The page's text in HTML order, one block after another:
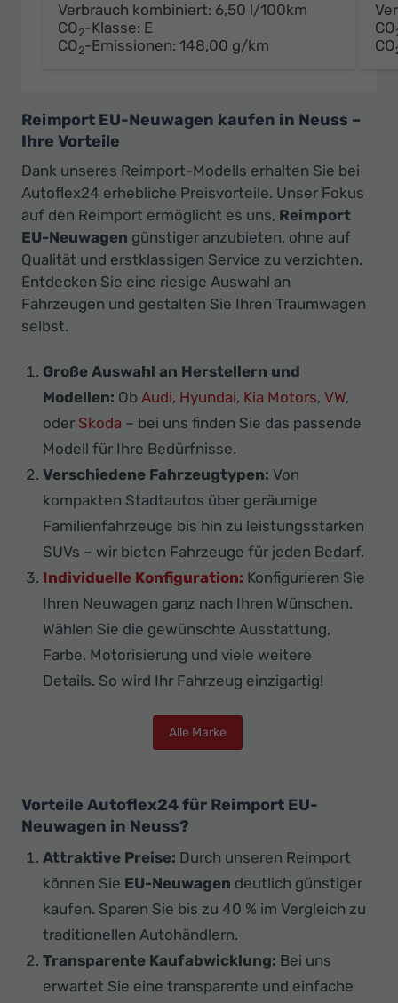
Verbrauch kombiniert: 6,50 l/100km
CO2-Klasse: E
CO2-Emissionen: 148,00 g/km
CO
CO
Reimport EU-Neuwagen kaufen in Neuss –
Ihre Vorteile
Dank unseres Reimport-Modells erhalten Sie bei
Autoflex24 erhebliche Preisvorteile. Unser Fokus
auf den Reimport ermöglicht es uns, Reimport
EU-Neuwagen günstiger anzubieten, ohne auf
Qualität und erstklassigen Service zu verzichten.
Entdecken Sie eine riesige Auswahl an
Fahrzeugen und gestalten Sie Ihren Traumwagen
selbst.
Große Auswahl an Herstellern und
Modellen: Ob Audi, Hyundai, Kia Motors, VW,
oder Skoda – bei uns finden Sie das passende
Modell für Ihre Bedürfnisse.
Verschiedene Fahrzeugtypen: Von
kompakten Stadtautos über geräumige
Familienfahrzeuge bis hin zu leistungsstarken
SUVs – wir bieten Fahrzeuge für jeden Bedarf.
Individuelle Konfiguration: Konfigurieren Sie
Ihren Neuwagen ganz nach Ihren Wünschen.
Wählen Sie die gewünschte Ausstattung,
Farbe, Motorisierung und viele weitere
Details. So wird Ihr Fahrzeug einzigartig!
Alle Marke
Vorteile Autoflex24 für Reimport EU-
Neuwagen in Neuss?
Attraktive Preise: Durch unseren Reimport
können Sie EU-Neuwagen deutlich günstiger
kaufen. Sparen Sie bis zu 40 % im Vergleich zu
traditionellen Autohändlern.
Transparente Kaufabwicklung: Bei uns
erwartet Sie eine transparente und einfache